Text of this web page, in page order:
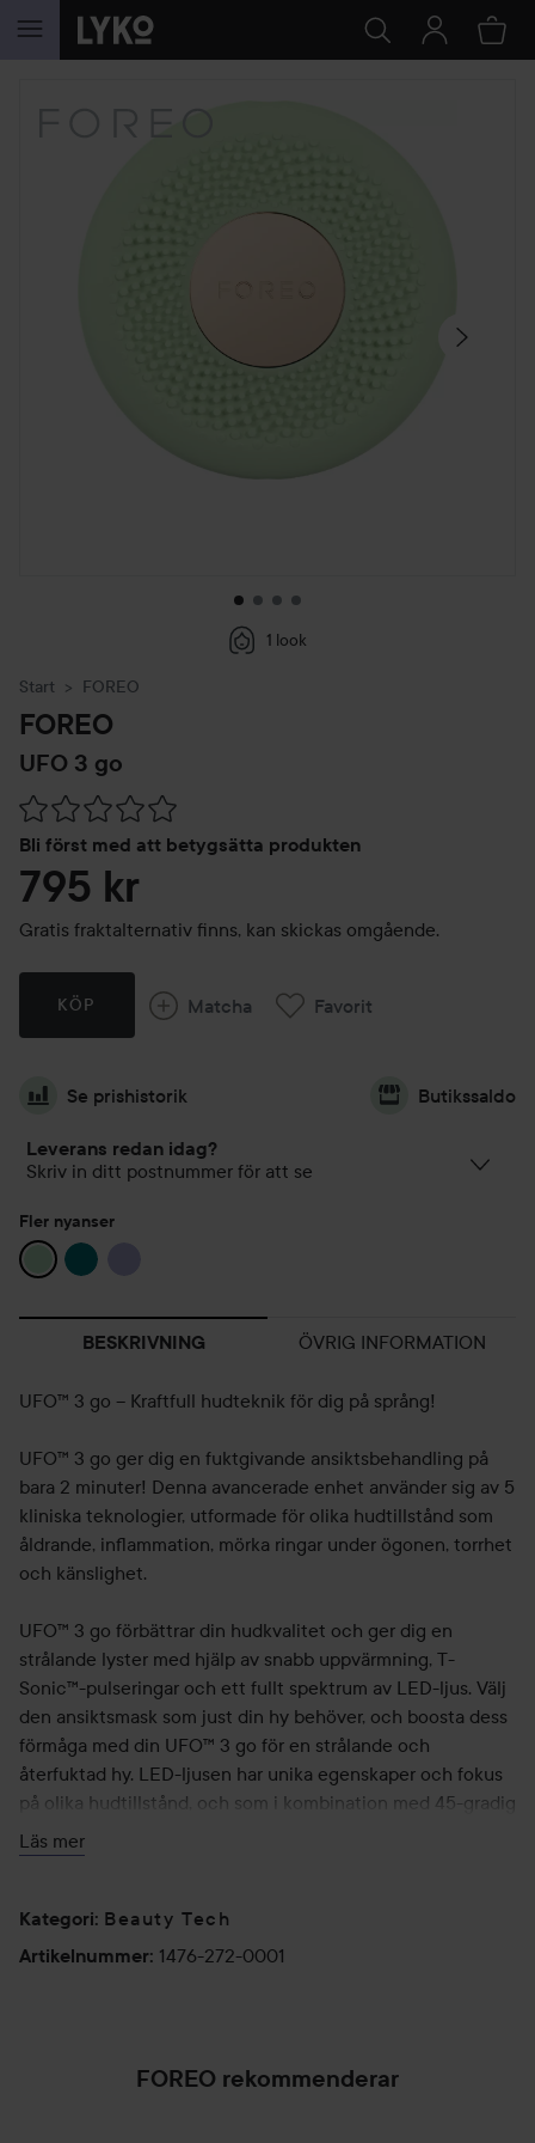
HOPPA TILL INNEHÅLLET
1 look
Start FOREO
FOREO
UFO 3 go
Bli först med att betygsätta produkten
Hoppa till Betyg & kommentarer
795 kr
Gratis fraktalternativ finns, kan skickas omgående.
KÖP Matcha Favorit
Se prishistorik Butikssaldo
Leverans redan idag?
Skriv in ditt postnummer för att se
Fler nyanser
BESKRIVNING ÖVRIG INFORMATION
UFO™ 3 go – Kraftfull hudteknik för dig på språng!
UFO™ 3 go ger dig en fuktgivande ansiktsbehandling på
bara 2 minuter! Denna avancerade enhet använder sig av 5
kliniska teknologier, utformade för olika hudtillstånd som
åldrande, inflammation, mörka ringar under ögonen, torrhet
och känslighet.
UFO™ 3 go förbättrar din hudkvalitet och ger dig en
strålande lyster med hjälp av snabb uppvärmning, T-
Sonic™-pulseringar och ett fullt spektrum av LED-ljus. Välj
den ansiktsmask som just din hy behöver, och boosta dess
förmåga med din UFO™ 3 go för en strålande och
återfuktad hy. LED-ljusen har unika egenskaper och fokus
på olika hudtillstånd, och som i kombination med 45-gradig
värmeoch T-sonic pulseringar ökar absorptionen av
maskerna samtidigt som musklerna i ansiktet slappnar av.
LED-ljus och fördelar:
- BLÅTT LED-ljus (420 nm): Effektivt för behandling av
både på huden. Främjar hudens balans och stimulerar
Läs mer
Kategori: Beauty Tech
Artikelnummer: 1476-272-0001
FOREO rekommenderar